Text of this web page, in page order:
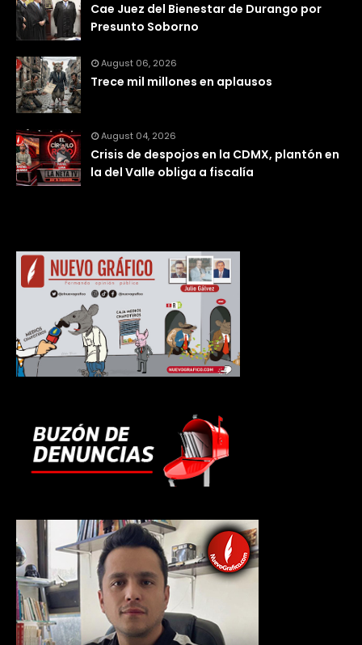
Cae Juez del Bienestar de Durango por
Presunto Soborno
August 06, 2026
Trece mil millones en aplausos
August 04, 2026
Crisis de despojos en la CDMX, plantón en
la del Valle obliga a fiscalía